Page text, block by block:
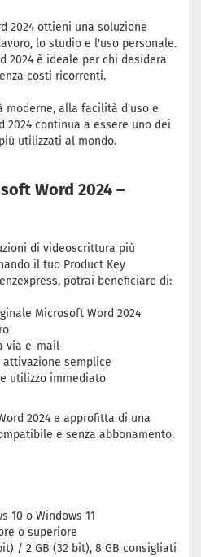
2024 ottieni una soluzione
lo studio e l'uso personale.
2024 è ideale per chi desidera
costi ricorrenti.
moderne, alla facilità d'uso e
2024 continua a essere uno dei
utilizzati al mondo.
Word 2024 –
di videoscrittura più
il tuo Product Key
potrai beneficiare di:
Microsoft Word 2024
via e-mail
semplice
utilizzo immediato
2024 e approfitta di una
e senza abbonamento.
10 o Windows 11
o superiore
/ 2 GB (32 bit), 8 GB consigliati